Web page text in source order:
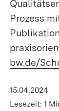
Prozess
bw.de/
15.04.2024
Lesezeit: 1